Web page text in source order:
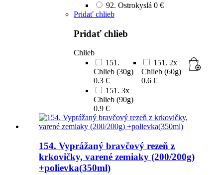
92. Ostrokyslá 0 €
Pridať chlieb
Pridať chlieb
Chlieb
151.
Chlieb (30g)
0.3 €
151. 2x
Chlieb (60g)
0.6 €
151. 3x
Chlieb (90g)
0.9 €
154. Vyprážaný bravčový rezeň z
krkovičky, varené zemiaky (200/200g)
+polievka(350ml)